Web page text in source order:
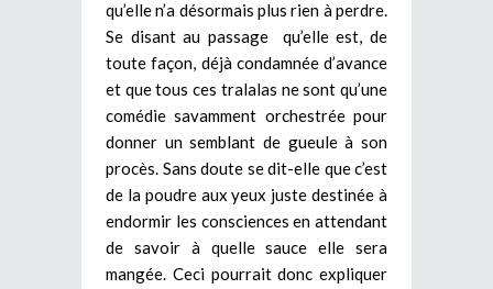
qu’elle n’a désormais plus rien à perdre.
Se disant au passage qu’elle est, de
toute façon, déjà condamnée d’avance
et que tous ces tralalas ne sont qu’une
comédie savamment orchestrée pour
donner un semblant de gueule à son
procès. Sans doute se dit-elle que c’est
de la poudre aux yeux juste destinée à
endormir les consciences en attendant
de savoir à quelle sauce elle sera
mangée. Ceci pourrait donc expliquer